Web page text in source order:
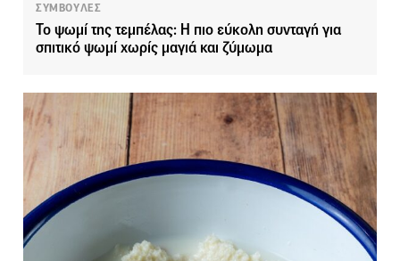
ΣΥΜΒΟΥΛΕΣ
Το ψωμί της τεμπέλας: Η πιο εύκολη συνταγή για
σπιτικό ψωμί χωρίς μαγιά και ζύμωμα